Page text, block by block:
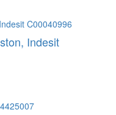
Indesit